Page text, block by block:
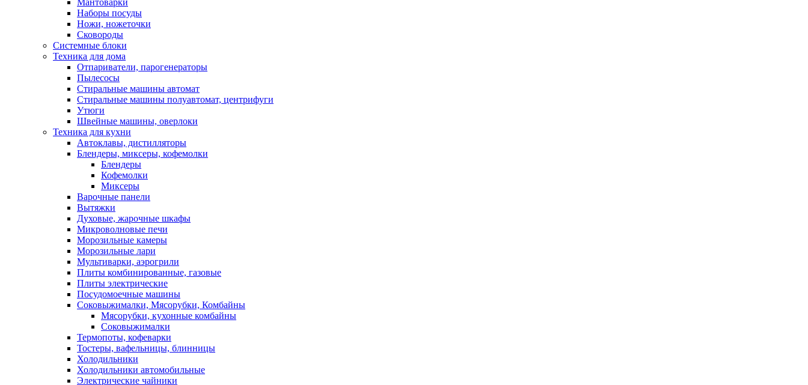
Мантоварки
Наборы посуды
Ножи, ножеточки
Сковороды
Системные блоки
Техника для дома
Отпариватели, парогенераторы
Пылесосы
Стиральные машины автомат
Стиральные машины полуавтомат, центрифуги
Утюги
Швейные машины, оверлоки
Техника для кухни
Автоклавы, дистилляторы
Блендеры, миксеры, кофемолки
Блендеры
Кофемолки
Миксеры
Варочные панели
Вытяжки
Духовые, жарочные шкафы
Микроволновые печи
Морозильные камеры
Морозильные лари
Мультиварки, аэрогрили
Плиты комбинированные, газовые
Плиты электрические
Посудомоечные машины
Соковыжималки, Мясорубки, Комбайны
Мясорубки, кухонные комбайны
Соковыжималки
Термопоты, кофеварки
Тостеры, вафельницы, блинницы
Холодильники
Холодильники автомобильные
Электрические чайники